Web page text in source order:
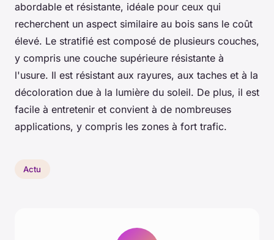
abordable et résistante, idéale pour ceux qui
recherchent un aspect similaire au bois sans le coût
élevé. Le stratifié est composé de plusieurs couches,
y compris une couche supérieure résistante à
l'usure. Il est résistant aux rayures, aux taches et à la
décoloration due à la lumière du soleil. De plus, il est
facile à entretenir et convient à de nombreuses
applications, y compris les zones à fort trafic.
Actu